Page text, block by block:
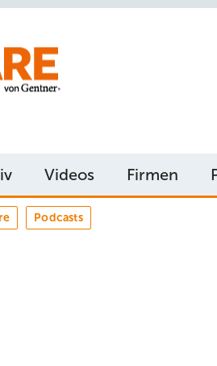
Videos Firmen
Podcasts